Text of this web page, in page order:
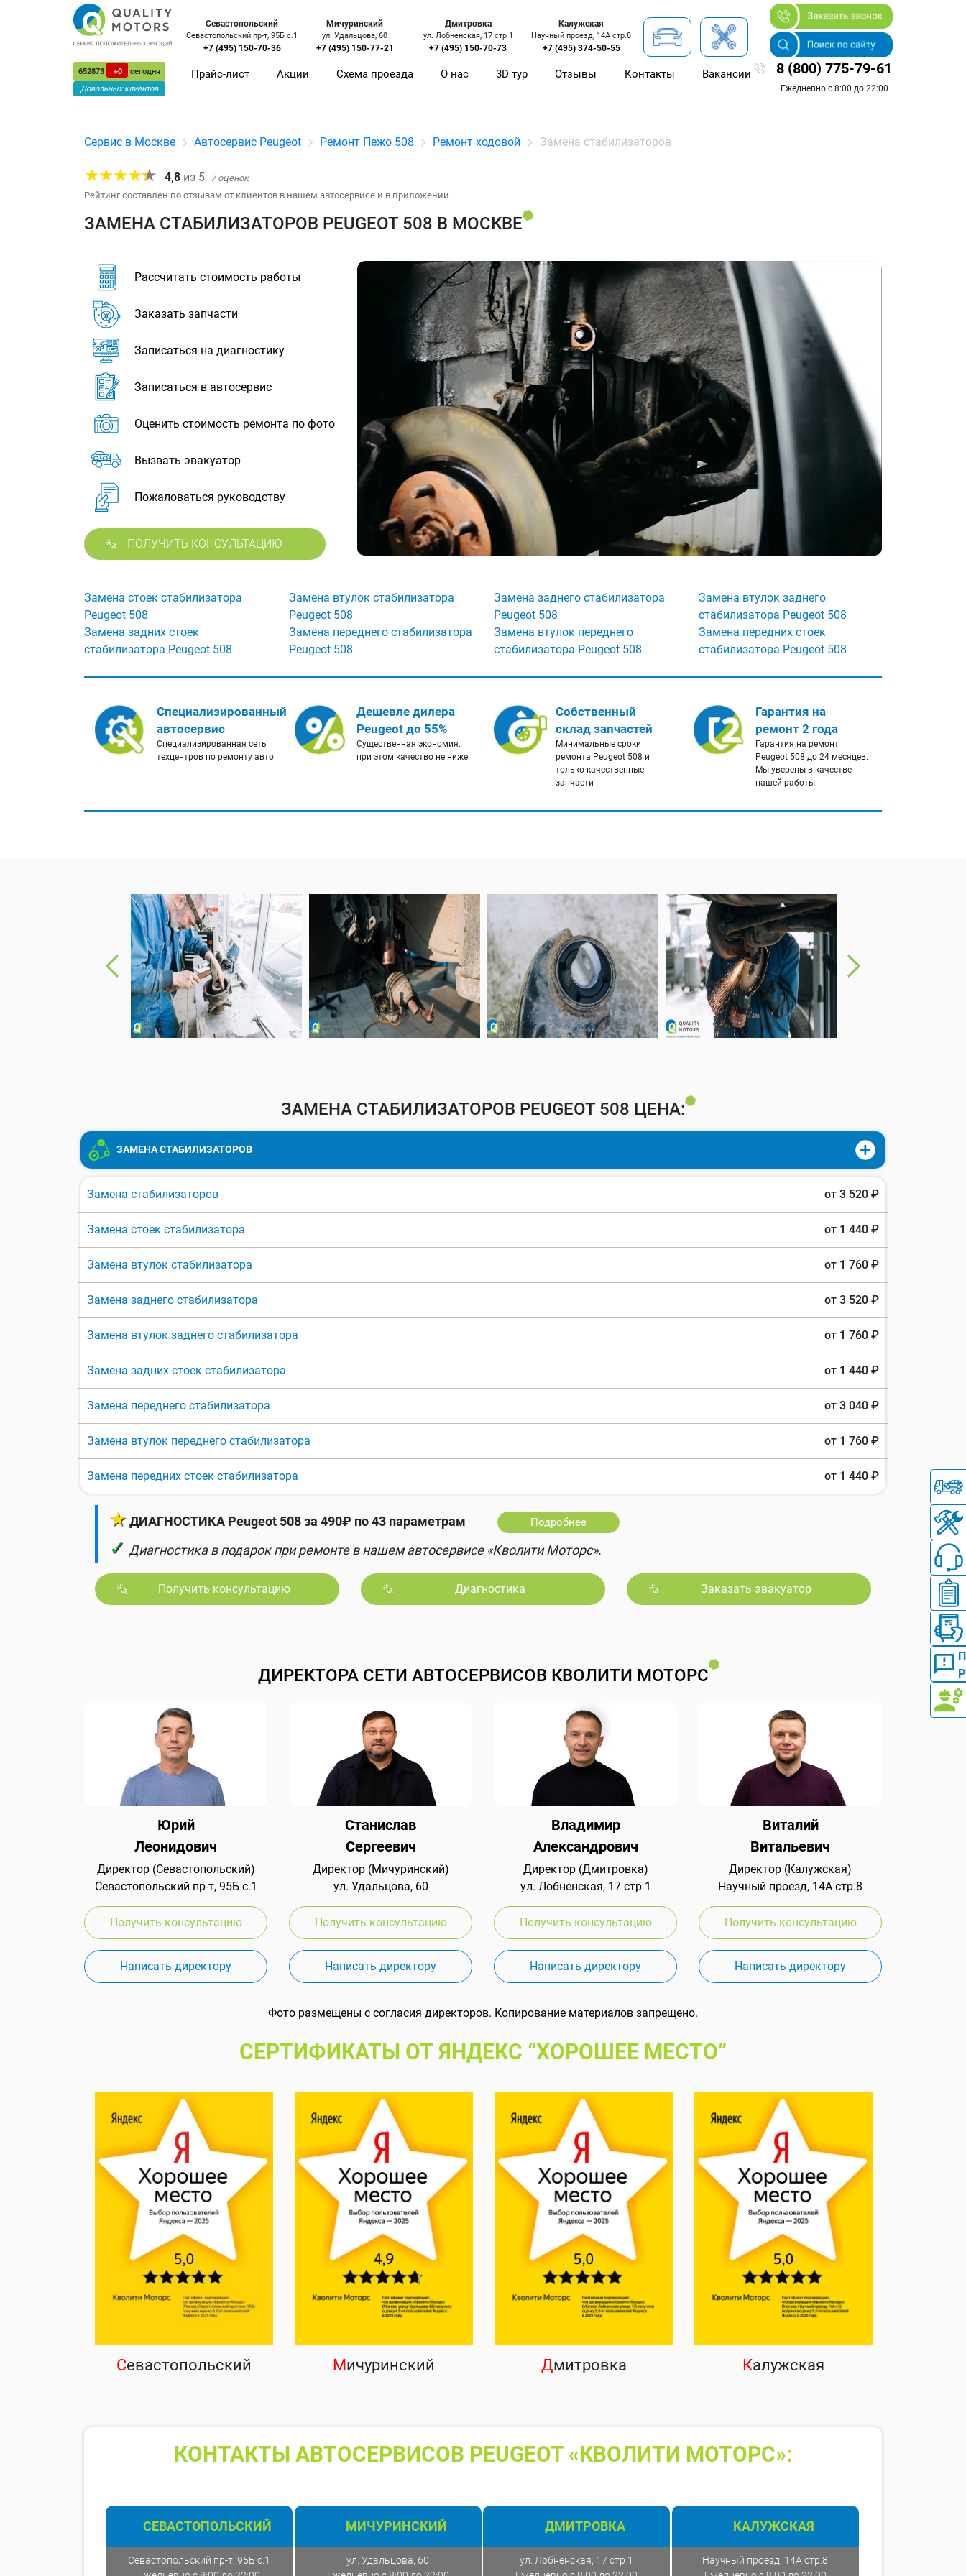
652873 +0
сегодня
Довольных клиентов
Севастопольский
Севастопольский пр-т, 95Б с.1
+7 (495) 150-70-36
Мичуринский
ул. Удальцова, 60
+7 (495) 150-77-21
Дмитровка
ул. Лобненская, 17 стр 1
+7 (495) 150-70-73
Калужская
Научный проезд, 14А стр.8
+7 (495) 374-50-55
Прайс-лист Акции Схема проезда О нас 3D тур Отзывы Контакты Вакансии 8 (800) 775-79-61
Ежедневно с 8:00 до 22:00
Сервис в Москве Автосервис Peugeot Ремонт Пежо 508 Ремонт ходовой Замена стабилизаторов
4,8 из 5 7оценок
Рейтинг составлен по отзывам от клиентов в нашем автосервисе и в приложении.
ЗАМЕНА СТАБИЛИЗАТОРОВ PEUGEOT 508 В МОСКВЕ
Рассчитать стоимость работы
Заказать запчасти
Записаться на диагностику
Записаться в автосервис
Оценить стоимость ремонта по фото
Вызвать эвакуатор
Пожаловаться руководству
ПОЛУЧИТЬ КОНСУЛЬТАЦИЮ
Замена стоек стабилизатора
Peugeot 508
Замена втулок стабилизатора
Peugeot 508
Замена заднего стабилизатора
Peugeot 508
Замена втулок заднего
стабилизатора Peugeot 508
Замена задних стоек
стабилизатора Peugeot 508
Замена переднего стабилизатора
Peugeot 508
Замена втулок переднего
стабилизатора Peugeot 508
Замена передних стоек
стабилизатора Peugeot 508
Специализированный
автосервис
Специализированная сеть
техцентров по ремонту авто
Дешевле дилера
Peugeot до 55%
Существенная экономия,
при этом качество не ниже
Собственный
склад запчастей
Минимальные сроки
ремонта Peugeot 508 и
только качественные
запчасти
Гарантия на
ремонт 2 года
Гарантия на ремонт
Peugeot 508 до 24 месяцев.
Мы уверены в качестве
нашей работы
ЗАМЕНА СТАБИЛИЗАТОРОВ PEUGEOT 508 ЦЕНА:
ЗАМЕНА СТАБИЛИЗАТОРОВ
Замена стабилизаторов от 3 520 ₽
Замена стоек стабилизатора от 1 440 ₽
Замена втулок стабилизатора от 1 760 ₽
Замена заднего стабилизатора от 3 520 ₽
Замена втулок заднего стабилизатора от 1 760 ₽
Замена задних стоек стабилизатора от 1 440 ₽
Замена переднего стабилизатора от 3 040 ₽
Замена втулок переднего стабилизатора от 1 760 ₽
Замена передних стоек стабилизатора от 1 440 ₽
★ ДИАГНОСТИКА Peugeot 508 за 490₽ по 43 параметрам Подробнее
✓ Диагностика в подарок при ремонте в нашем автосервисе «Кволити Моторс».
Получить консультацию Диагностика Заказать эвакуатор
ДИРЕКТОРА СЕТИ АВТОСЕРВИСОВ КВОЛИТИ МОТОРС
Юрий
Леонидович
Директор (Севастопольский)
Севастопольский пр-т, 95Б с.1
Получить консультацию
Написать директору
Станислав
Сергеевич
Директор (Мичуринский)
ул. Удальцова, 60
Получить консультацию
Написать директору
Владимир
Александрович
Директор (Дмитровка)
ул. Лобненская, 17 стр 1
Получить консультацию
Написать директору
Виталий
Витальевич
Директор (Калужская)
Научный проезд, 14А стр.8
Получить консультацию
Написать директору
Фото размещены с согласия директоров. Копирование материалов запрещено.
СЕРТИФИКАТЫ ОТ ЯНДЕКС “ХОРОШЕЕ МЕСТО”
Севастопольский Мичуринский Дмитровка Калужская
КОНТАКТЫ АВТОСЕРВИСОВ PEUGEOT «КВОЛИТИ МОТОРС»:
СЕВАСТОПОЛЬСКИЙ
Севастопольский пр-т, 95Б с.1
МИЧУРИНСКИЙ
ул. Удальцова, 60
ДМИТРОВКА
ул. Лобненская, 17 стр 1
КАЛУЖСКАЯ
Научный проезд, 14А стр.8